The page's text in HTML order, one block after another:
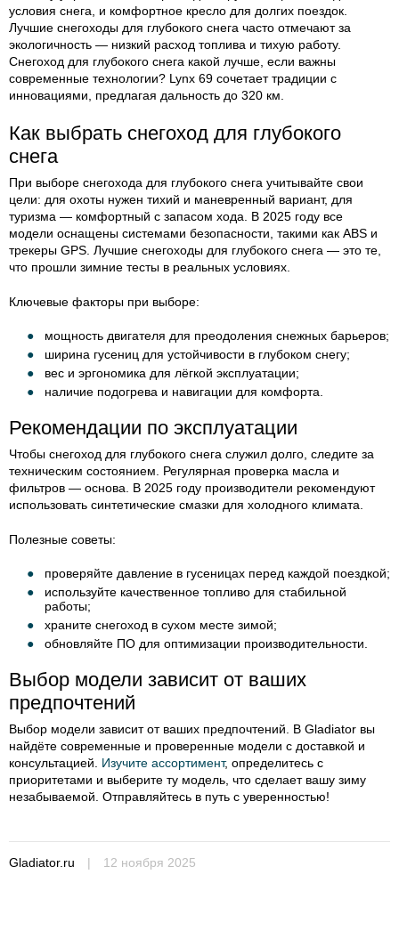
условия снега, и комфортное кресло для долгих поездок.
Лучшие снегоходы для глубокого снега часто отмечают за
экологичность — низкий расход топлива и тихую работу.
Снегоход для глубокого снега какой лучше, если важны
современные технологии? Lynx 69 сочетает традиции с
инновациями, предлагая дальность до 320 км.
Как выбрать снегоход для глубокого
снега
При выборе снегохода для глубокого снега учитывайте свои
цели: для охоты нужен тихий и маневренный вариант, для
туризма — комфортный с запасом хода. В 2025 году все
модели оснащены системами безопасности, такими как ABS и
трекеры GPS. Лучшие снегоходы для глубокого снега — это те,
что прошли зимние тесты в реальных условиях.
Ключевые факторы при выборе:
мощность двигателя для преодоления снежных барьеров;
ширина гусениц для устойчивости в глубоком снегу;
вес и эргономика для лёгкой эксплуатации;
наличие подогрева и навигации для комфорта.
Рекомендации по эксплуатации
Чтобы снегоход для глубокого снега служил долго, следите за
техническим состоянием. Регулярная проверка масла и
фильтров — основа. В 2025 году производители рекомендуют
использовать синтетические смазки для холодного климата.
Полезные советы:
проверяйте давление в гусеницах перед каждой поездкой;
используйте качественное топливо для стабильной
работы;
храните снегоход в сухом месте зимой;
обновляйте ПО для оптимизации производительности.
Выбор модели зависит от ваших
предпочтений
Выбор модели зависит от ваших предпочтений. В Gladiator вы
найдёте современные и проверенные модели с доставкой и
консультацией. Изучите ассортимент, определитесь с
приоритетами и выберите ту модель, что сделает вашу зиму
незабываемой. Отправляйтесь в путь с уверенностью!
Gladiator.ru | 12 ноября 2025